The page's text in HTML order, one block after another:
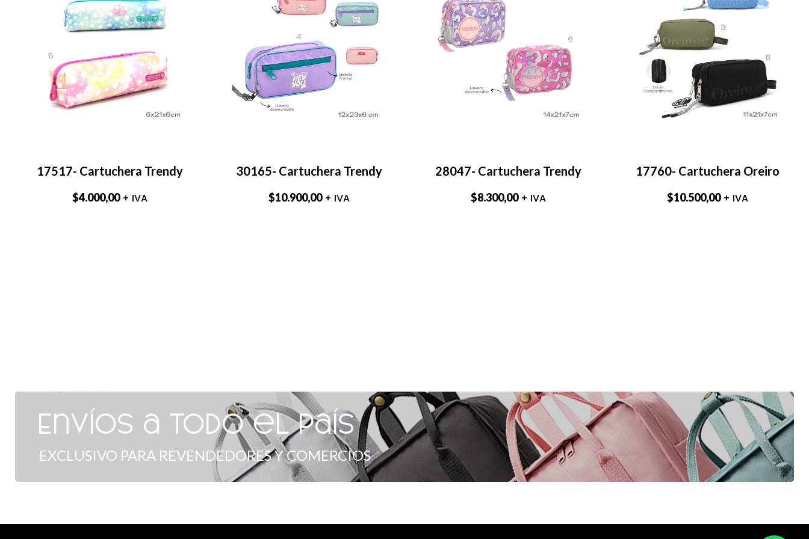
17517- Cartuchera Trendy
$4.000,00 + IVA
30165- Cartuchera Trendy
$10.900,00 + IVA
28047- Cartuchera Trendy
$8.300,00 + IVA
17760- Cartuchera Oreiro
$10.500,00 + IVA
Envíos a todo el país
EXCLUSIVO PARA REVENDEDORES Y COMERCIOS